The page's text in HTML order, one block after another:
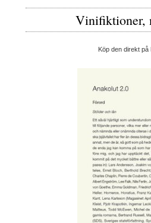
Vinifiktioner,
Köp den direkt på